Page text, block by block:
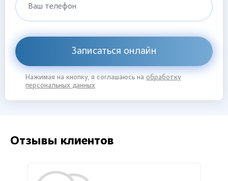
Ваш телефон
Записаться онлайн
Нажимая на кнопку, я соглашаюсь на обработку
персональных данных
Отзывы клиентов